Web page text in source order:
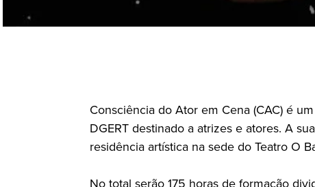
Consciência do Ator em Cena (CAC) é
DGERT destinado a atrizes e atores. A
residência artística na sede do Teatro O
No total serão 175 horas de formação